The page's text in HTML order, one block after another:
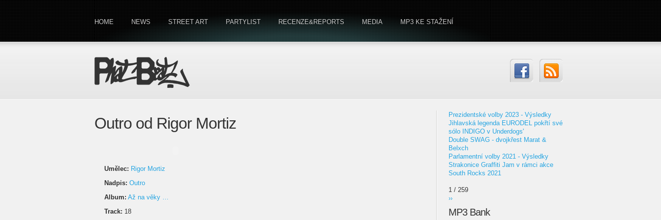
HOME NEWS STREET ART PARTYLIST RECENZE&REPORTS MEDIA MP3 KE STAŽENÍ
Outro od Rigor Mortiz
Umělec: Rigor Mortiz
Nadpis: Outro
Album: Až na věky …
Track: 18
Prezidentské volby 2023 - Výsledky
Jihlavská legenda EURODEL pokřtí své
sólo INDIGO v Underdogs'
Double SWAG - dvojkřest Marat &
Belxch
Parlamentní volby 2021 - Výsledky
Strakonice Graffiti Jam v rámci akce
South Rocks 2021
1 / 259
››
MP3 Bank